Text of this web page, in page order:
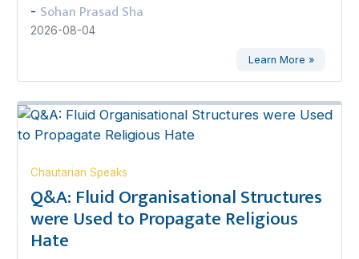
- Sohan Prasad Sha
2026-08-04
Learn More »
Chautarian Speaks
Q&A: Fluid Organisational Structures
were Used to Propagate Religious
Hate